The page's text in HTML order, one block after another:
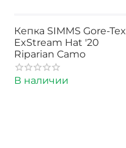
Кепка SIMMS Gore-Tex
ExStream Hat '20
Riparian Camo
В наличии